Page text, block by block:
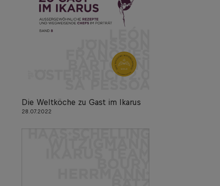
Die Weltköche zu Gast im Ikarus
28.07.2022